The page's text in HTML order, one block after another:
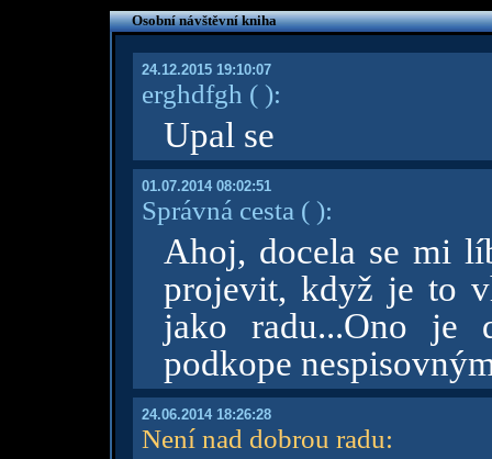
Osobní návštěvní kniha
24.12.2015 19:10:07
erghdfgh ( ):
Upal se
01.07.2014 08:02:51
Správná cesta ( ):
Ahoj, docela se mi
projevit, když je to
jako radu...Ono je
podkope
24.06.2014 18:26:28
Není nad dobrou radu: